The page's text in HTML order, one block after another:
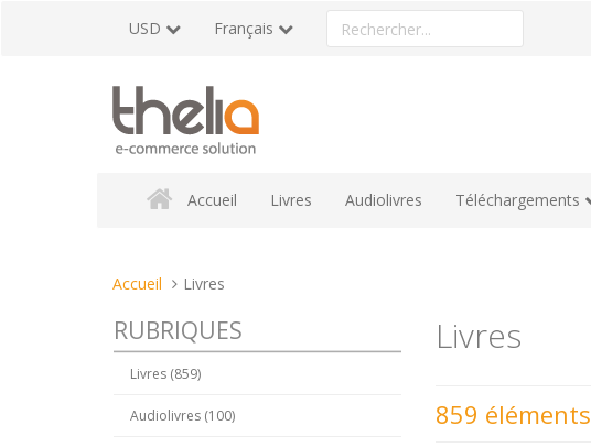
USD Français
Rechercher
un
Accueil Livres Audiolivres Téléchargements
Vous
ici :
Accueil Livres
Livres
859 éléments
RUBRIQUES
Livres (859)
Audiolivres (100)